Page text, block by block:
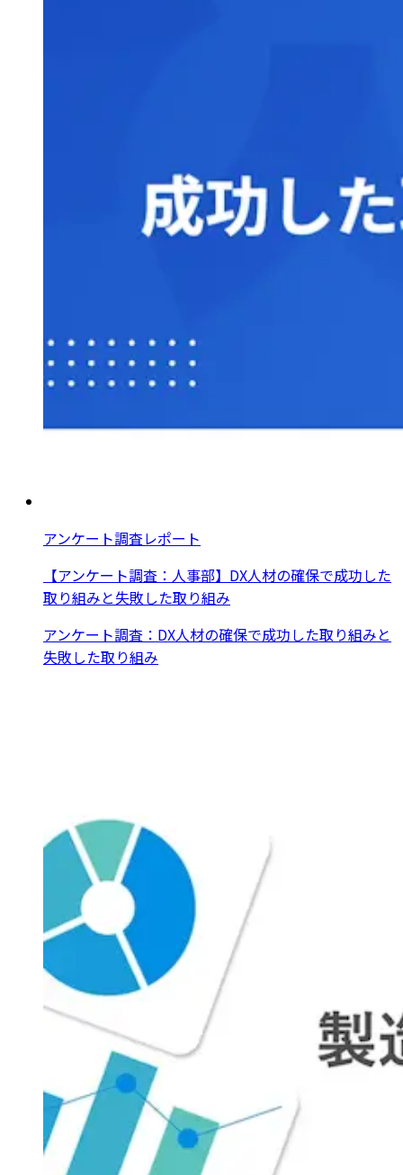
アンケート調査レポート
【アンケート調査：人事部】DX人材の確保で成功した
取り組みと失敗した取り組み
アンケート調査：DX人材の確保で成功した取り組みと
失敗した取り組み